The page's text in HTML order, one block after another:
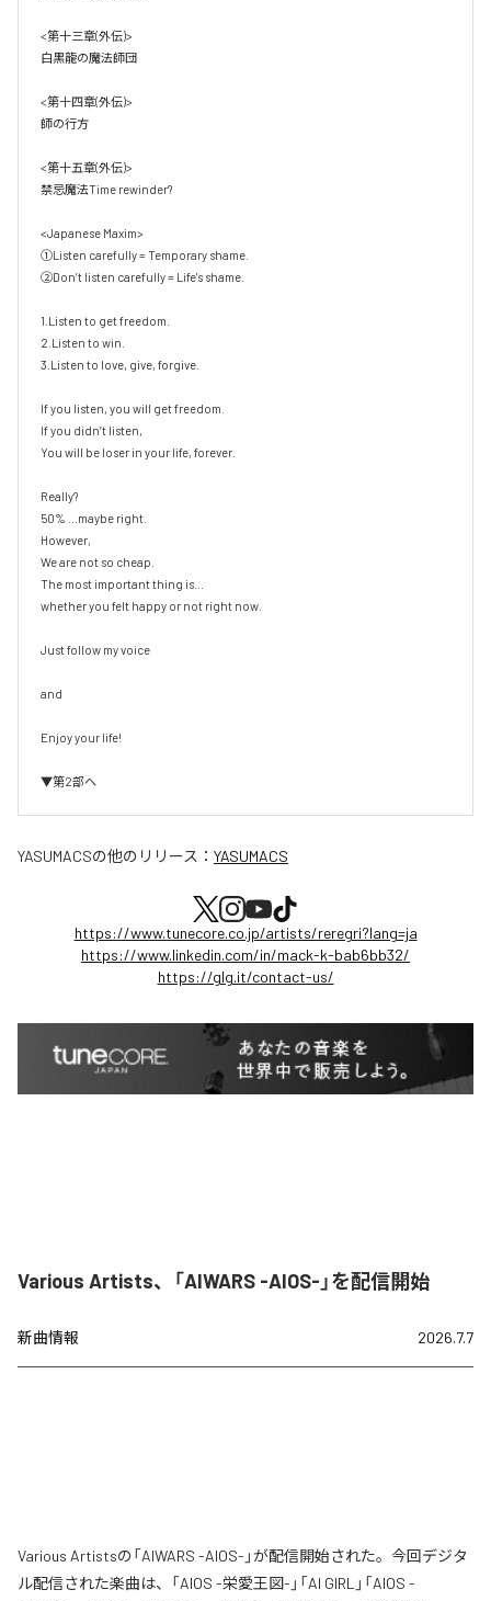
<第十三章(外伝)>
白黒龍の魔法師団
<第十四章(外伝)>
師の行方
<第十五章(外伝)>
禁忌魔法Time rewinder?
<Japanese Maxim>
①Listen carefully = Temporary shame.
②Don’t listen carefully = Life's shame.
1.Listen to get freedom.
2.Listen to win.
3.Listen to love, give, forgive.
If you listen, you will get freedom.
If you didn’t listen,
You will be loser in your life, forever.
Really?
50% ...maybe right.
However,
We are not so cheap.
The most important thing is...
whether you felt happy or not right now.
Just follow my voice
and
Enjoy your life!
▼第2部へ
YASUMACSの他のリリース： YASUMACS
https://www.tunecore.co.jp/artists/reregri?lang=ja
https://www.linkedin.com/in/mack-k-bab6bb32/
https://glg.it/contact-us/
Various Artists、「AIWARS -AIOS-」を配信開始
新曲情報 2026.7.7
Various Artistsの「AIWARS -AIOS-」が配信開始された。今回デジタ
ル配信された楽曲は、「AIOS -栄愛王図-」「AI GIRL」「AIOS -